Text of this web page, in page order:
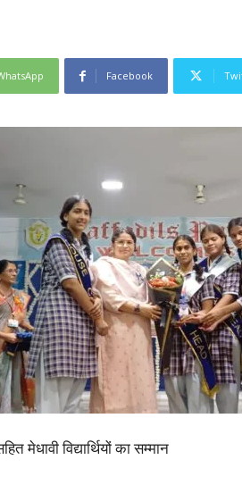
Facebook
मेधावी विद्यार्थियों का सम्मान